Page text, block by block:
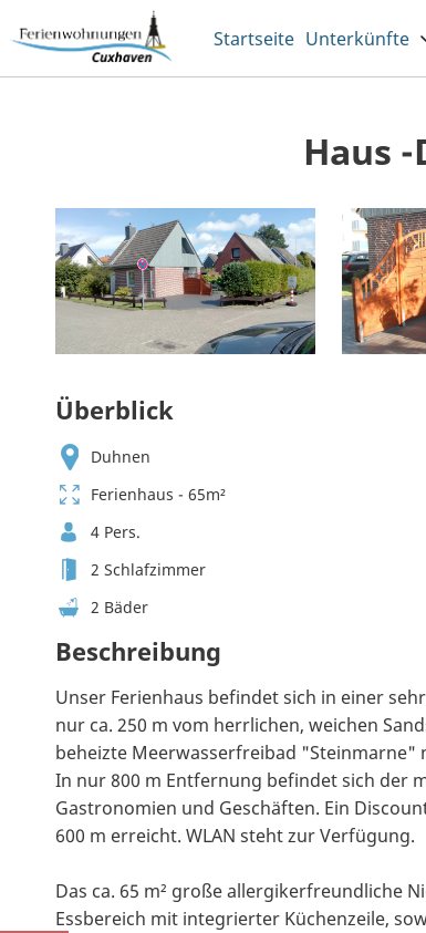
Startseite Unterkünfte
Haus
Überblick
Duhnen
Ferienhaus - 65m²
4 Pers.
2 Schlafzimmer
2 Bäder
Beschreibung
Unser Ferienhaus befindet sich in einer
nur ca. 250 m vom herrlichen, weichen
beheizte Meerwasserfreibad
In nur 800 m Entfernung befindet sich der
Gastronomien und Geschäften. Ein
600 m erreicht. WLAN steht zur Verfügung.
Das ca. 65 m² große allergikerfreundliche
Essbereich mit integrierter Küchenzeile,